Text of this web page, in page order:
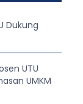
Dukung
UTU
UMKM